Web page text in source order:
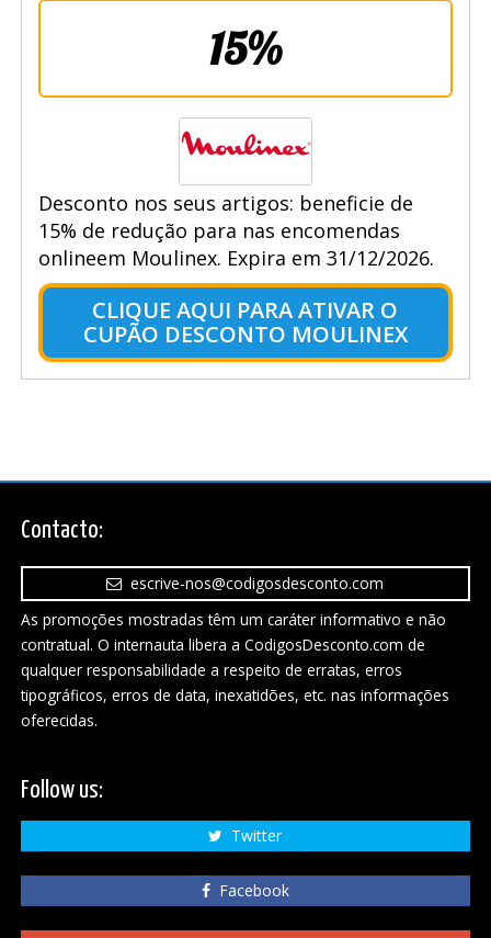
15%
Desconto nos seus artigos: beneficie de
15% de redução para nas encomendas
onlineem Moulinex. Expira em 31/12/2026.
CLIQUE AQUI PARA ATIVAR O
CUPÃO DESCONTO MOULINEX
Contacto:
escrive-nos@codigosdesconto.com
As promoções mostradas têm um caráter informativo e não
contratual. O internauta libera a CodigosDesconto.com de
qualquer responsabilidade a respeito de erratas, erros
tipográficos, erros de data, inexatidões, etc. nas informações
oferecidas.
Follow us:
Twitter
Facebook